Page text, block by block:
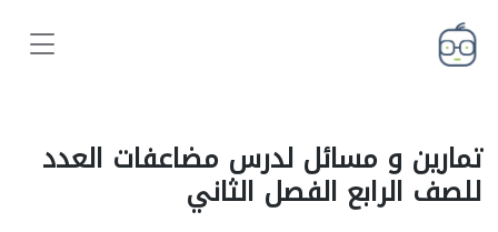
تمارين و مسائل لدرس مضاعفات العدد
للصف الرابع الفصل الثاني